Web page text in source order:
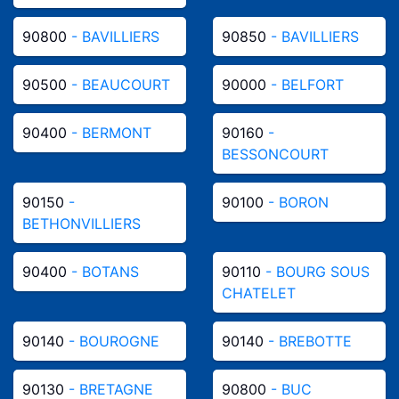
90800 - BAVILLIERS 90850 - BAVILLIERS
90500 - BEAUCOURT 90000 - BELFORT
90400 - BERMONT 90160 -
BESSONCOURT
90150 -
BETHONVILLIERS
90100 - BORON
90400 - BOTANS 90110 - BOURG SOUS
CHATELET
90140 - BOUROGNE 90140 - BREBOTTE
90130 - BRETAGNE 90800 - BUC